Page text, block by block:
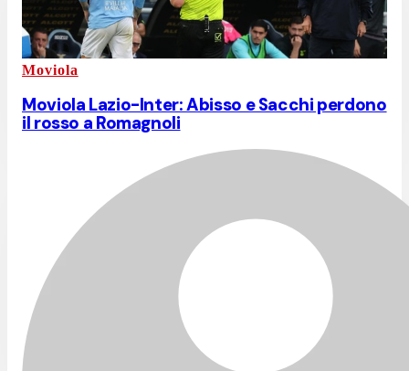
Moviola
Moviola Lazio-Inter: Abisso e Sacchi perdono
il rosso a Romagnoli